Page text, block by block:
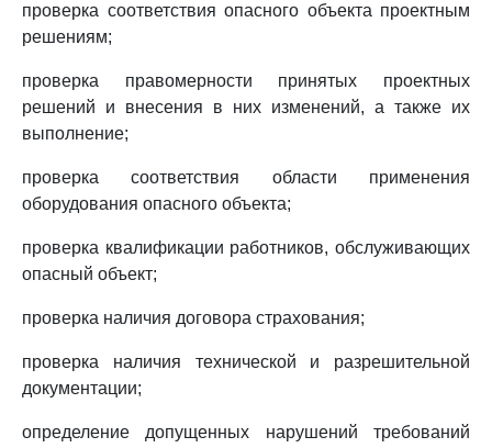
проверка соответствия опасного объекта проектным
решениям;
проверка правомерности принятых проектных
решений и внесения в них изменений, а также их
выполнение;
проверка соответствия области применения
оборудования опасного объекта;
проверка квалификации работников, обслуживающих
опасный объект;
проверка наличия договора страхования;
проверка наличия технической и разрешительной
документации;
определение допущенных нарушений требований